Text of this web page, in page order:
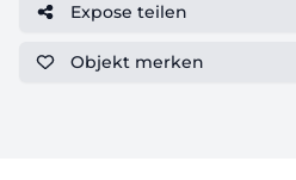
Expose teilen
Objekt merken